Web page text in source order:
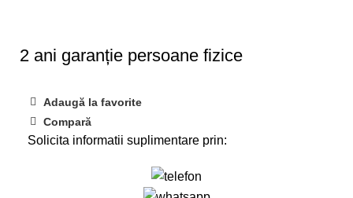
2 ani garanție persoane fizice
Adaugă la favorite
Compară
Solicita informatii suplimentare prin: